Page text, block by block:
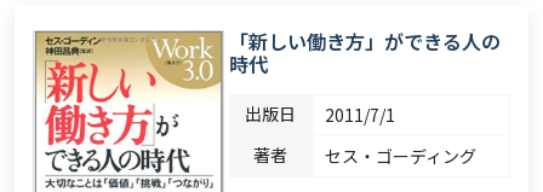
「新しい働き方」ができる人の
時代
出版日
2011/7/1
著者
セス・ゴーディング